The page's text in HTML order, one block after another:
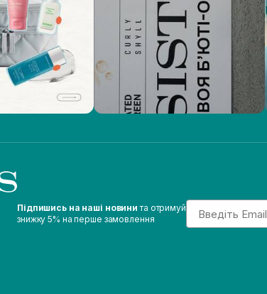
Підпишись на наші новини та отримуй
знижку 5% на перше замовлення
Email